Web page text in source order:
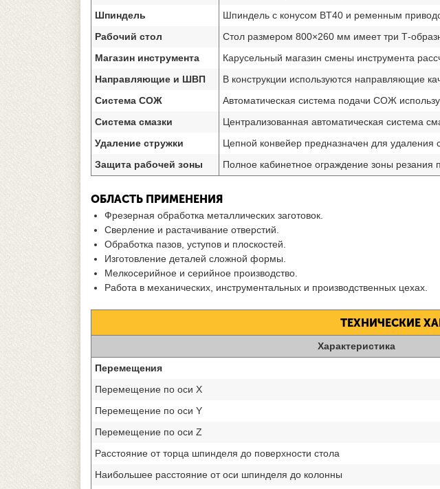
Шпиндель
Шпиндель с конусом BT40 и ременным
Рабочий стол
Стол размером 800×260 мм имеет три Т-
Магазин инструмента
Карусельный магазин смены инструмента
Направляющие и ШВП
В конструкции используются направляющие
Система СОЖ
Автоматическая система подачи СОЖ
Система смазки
Централизованная автоматическая система
Удаление стружки
Цепной конвейер предназначен для удаления
Защита рабочей зоны
Полное кабинетное ограждение зоны резания
ОБЛАСТЬ ПРИМЕНЕНИЯ
Фрезерная обработка металлических заготовок.
Сверление и растачивание отверстий.
Обработка пазов, уступов и плоскостей.
Изготовление деталей сложной формы.
Мелкосерийное и серийное производство.
Работа в механических, инструментальных и производственных цехах.
ТЕХНИЧЕСКИЕ
Характеристика
Перемещения
Перемещение по оси X
Перемещение по оси Y
Перемещение по оси Z
Расстояние от торца шпинделя до поверхности стола
Наибольшее расстояние от оси шпинделя до колонны